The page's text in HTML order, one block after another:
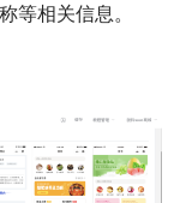
等相关信息。